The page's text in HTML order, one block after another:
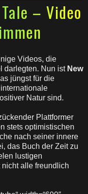
– Video
Videos, die
darlegten. Nun ist New
jüngst für die
Natur sind.
Plattformer
stets optimistischen
nach seiner innere
das Buch der Zeit zu
lustigen
alle freundlich